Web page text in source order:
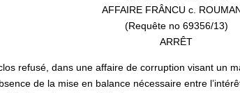
AFFAIRE FRÂNCU c.
(Requête no 69356/13)
ARRÊT
refusé, dans une affaire de corruption visant un
de la mise en balance nécessaire entre